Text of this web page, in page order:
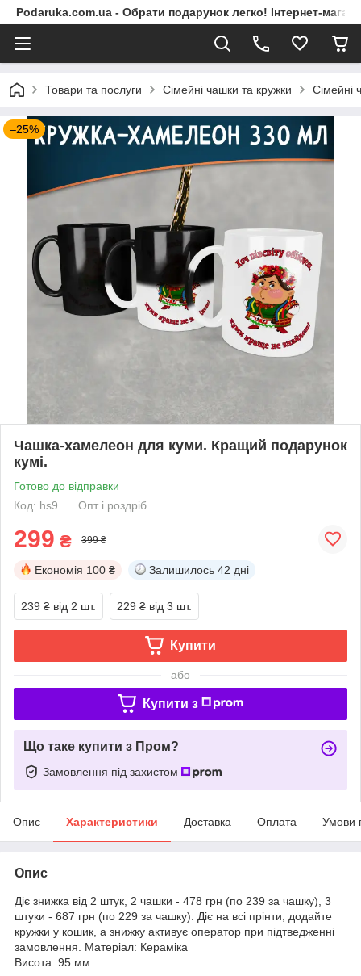
Podaruka.com.ua - Обрати подарунок легко! Інтернет-
Товари та послуги Сімейні чашки та кружки Сімейні
–25%
Чашка-хамелеон для куми. Кращий подарунок
кумі.
Готово до відправки
Код: hs9
Опт і роздріб
299 ₴ 399 ₴
Економія 100 ₴ Залишилось 42 дні
239 ₴ від 2 шт. 229 ₴ від 3 шт.
Купити
або
Купити з
Що таке купити з Пром?
Замовлення під захистом
Опис Характеристики Доставка Оплата Умови
Опис
Діє знижка від 2 штук, 2 чашки - 478 грн (по 239 за чашку), 3
штуки - 687 грн (по 229 за чашку). Діє на всі прінти, додайте
кружки у кошик, а знижку активує оператор при підтведженні
замовлення. Матеріал: Кераміка
Висота: 95 мм